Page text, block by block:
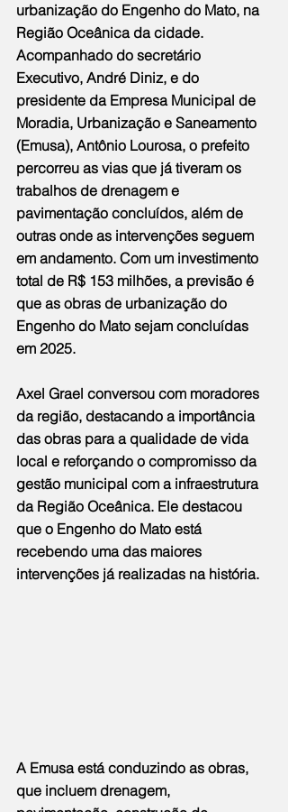
urbanização do Engenho do Mato, na
Região Oceânica da cidade.
Acompanhado do secretário
Executivo, André Diniz, e do
presidente da Empresa Municipal de
Moradia, Urbanização e Saneamento
(Emusa), Antônio Lourosa, o prefeito
percorreu as vias que já tiveram os
trabalhos de drenagem e
pavimentação concluídos, além de
outras onde as intervenções seguem
em andamento. Com um investimento
total de R$ 153 milhões, a previsão é
que as obras de urbanização do
Engenho do Mato sejam concluídas
em 2025.
Axel Grael conversou com moradores
da região, destacando a importância
das obras para a qualidade de vida
local e reforçando o compromisso da
gestão municipal com a infraestrutura
da Região Oceânica. Ele destacou
que o Engenho do Mato está
recebendo uma das maiores
intervenções já realizadas na história.
A Emusa está conduzindo as obras,
que incluem drenagem,